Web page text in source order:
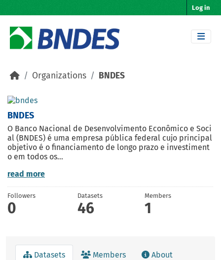
Log in
Organizations BNDES
BNDES
O Banco Nacional de Desenvolvimento Econômico e Soci
al (BNDES) é uma empresa pública federal cujo principal
objetivo é o financiamento de longo prazo e investiment
o em todos os...
read more
Followers
0
Datasets
46
Members
1
Datasets Members About